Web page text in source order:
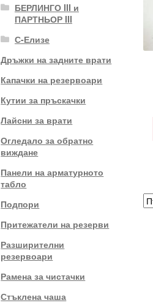
БЕРЛИНГО III и
ПАРТНЬОР III
С-Елизе
Дръжки на задните врати
Капачки на резервоари
Кутии за пръскачки
Лайсни за врати
Огледало за обратно
виждане
Панели на арматурното
табло
Подпори
Притежатели на резерви
Разширителни
резервоари
Рамена за чистачки
Стъклена чаша